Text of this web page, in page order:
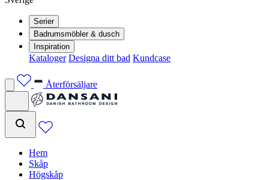
Serier
Badrumsmöbler & dusch
Inspiration
Kataloger Designa ditt bad Kundcase
Återförsäljare
Hem
Skåp
Högskåp